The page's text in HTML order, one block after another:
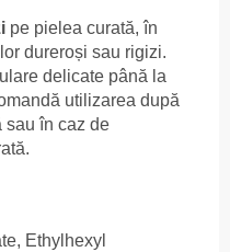
pe pielea curată, în
dureroși sau rigizi.
delicate până la
utilizarea după
sau în caz de
Ethylhexyl